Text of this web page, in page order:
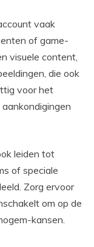
vaak
of game-
visuele content,
die ook
voor het
leiden tot
of speciale
Zorg ervoor
om op de
kansen.